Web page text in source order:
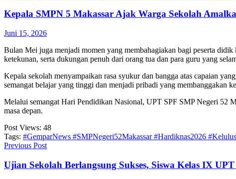
Kepala SMPN 5 Makassar Ajak Warga Sekolah
Juni 15, 2026
Bulan Mei juga menjadi momen yang membahagiakan bagi peserta
ketekunan, serta dukungan penuh dari orang tua dan para guru yang
Kepala sekolah menyampaikan rasa syukur dan bangga atas capaian
semangat belajar yang tinggi dan menjadi pribadi yang membanggakan
Melalui semangat Hari Pendidikan Nasional, UPT SPF SMP Negeri 52
masa depan.
Post Views: 48
Tags: #GemparNews #SMPNegeri52Makassar #Hardiknas2026
Previous Post
Ujian Sekolah Berlangsung Sukses, Siswa Kelas IX